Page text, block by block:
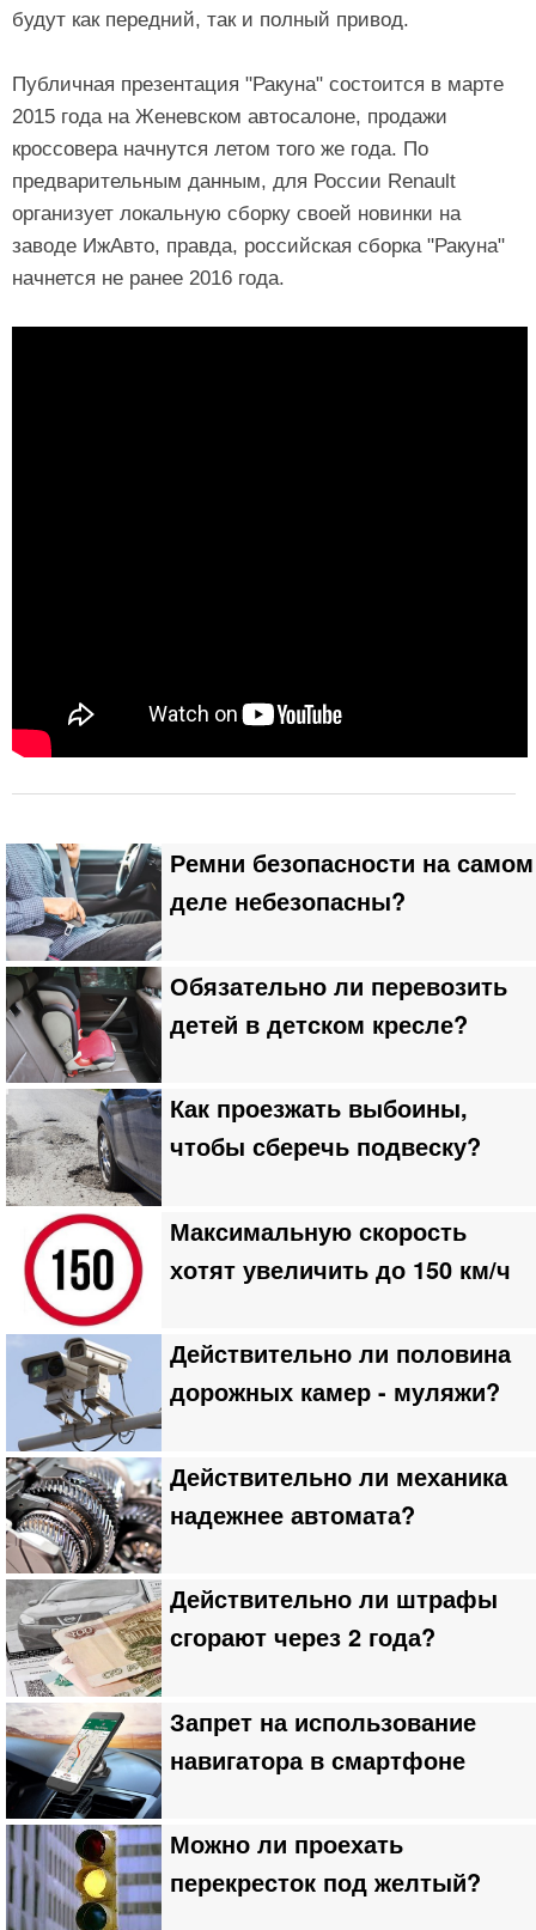
будут как передний, так и полный привод.
Публичная презентация "Ракуна" состоится в марте
2015 года на Женевском автосалоне, продажи
кроссовера начнутся летом того же года. По
предварительным данным, для России Renault
организует локальную сборку своей новинки на
заводе ИжАвто, правда, российская сборка "Ракуна"
начнется не ранее 2016 года.
Ремни безопасности на самом
деле небезопасны?
Обязательно ли перевозить
детей в детском кресле?
Как проезжать выбоины,
чтобы сберечь подвеску?
Максимальную скорость
хотят увеличить до 150 км/ч
Действительно ли половина
дорожных камер - муляжи?
Действительно ли механика
надежнее автомата?
Действительно ли штрафы
сгорают через 2 года?
Запрет на использование
навигатора в смартфоне
Можно ли проехать
перекресток под желтый?